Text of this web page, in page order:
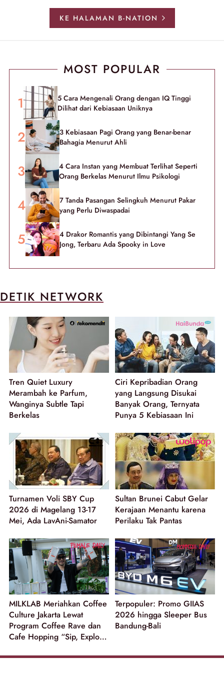
KE HALAMAN B-NATION
MOST POPULAR
5 Cara Mengenali Orang dengan IQ Tinggi
Dilihat dari Kebiasaan Uniknya
3 Kebiasaan Pagi Orang yang Benar-benar
Bahagia Menurut Ahli
4 Cara Instan yang Membuat Terlihat Seperti
Orang Berkelas Menurut Ilmu Psikologi
7 Tanda Pasangan Selingkuh Menurut Pakar
yang Perlu Diwaspadai
4 Drakor Romantis yang Dibintangi Yang Se
Jong, Terbaru Ada Spooky in Love
DETIK NETWORK
Tren Quiet Luxury
Merambah ke Parfum,
Wanginya Subtle Tapi
Berkelas
Ciri Kepribadian Orang
yang Langsung Disukai
Banyak Orang, Ternyata
Punya 5 Kebiasaan Ini
Turnamen Voli SBY Cup
2026 di Magelang 13-17
Mei, Ada LavAni-Samator
Sultan Brunei Cabut Gelar
Kerajaan Menantu karena
Perilaku Tak Pantas
MILKLAB Meriahkan Coffee
Culture Jakarta Lewat
Program Coffee Rave dan
Cafe Hopping “Sip, Explore
Terpopuler: Promo GIIAS
2026 hingga Sleeper Bus
Bandung-Bali